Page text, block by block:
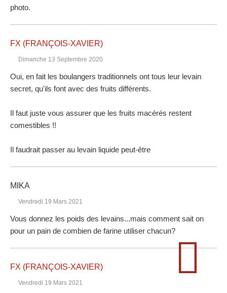
photo.
FX (FRANÇOIS-XAVIER)
Dimanche 13 Septembre 2020
Oui, en fait les boulangers traditionnels ont tous leur levain
secret, qu'ils font avec des fruits différents.
Il faut juste vous assurer que les fruits macérés restent
comestibles !!
Il faudrait passer au levain liquide peut-être
MIKA
Vendredi 19 Mars 2021
Vous donnez les poids des levains...mais comment sait on
pour un pain de combien de farine utiliser chacun?
FX (FRANÇOIS-XAVIER)
Vendredi 19 Mars 2021